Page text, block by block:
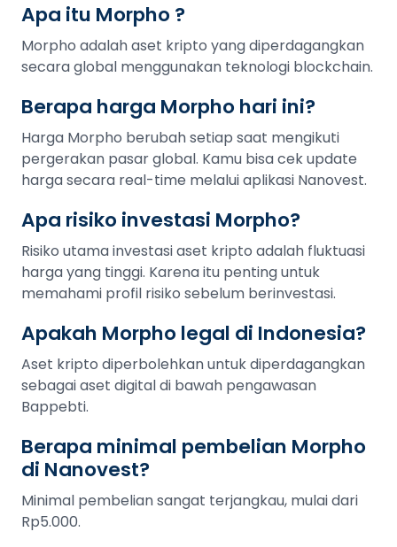
Apa itu Morpho ?
Morpho adalah aset kripto yang diperdagangkan
secara global menggunakan teknologi blockchain.
Berapa harga Morpho hari ini?
Harga Morpho berubah setiap saat mengikuti
pergerakan pasar global. Kamu bisa cek update
harga secara real-time melalui aplikasi Nanovest.
Apa risiko investasi Morpho?
Risiko utama investasi aset kripto adalah fluktuasi
harga yang tinggi. Karena itu penting untuk
memahami profil risiko sebelum berinvestasi.
Apakah Morpho legal di Indonesia?
Aset kripto diperbolehkan untuk diperdagangkan
sebagai aset digital di bawah pengawasan
Bappebti.
Berapa minimal pembelian Morpho
di Nanovest?
Minimal pembelian sangat terjangkau, mulai dari
Rp5.000.